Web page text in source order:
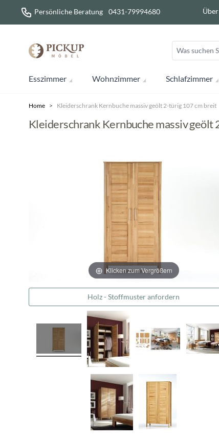
Direkt zum Inhalt
Persönliche Beratung 0431-79994680
Esszimmer Wohnzimmer Schlafzimmer
Home > Kleiderschrank Kernbuche massiv geölt 2-türig 107 cm breit
Kleiderschrank Kernbuche massiv
Klicken zum Vergrößern
Holz - Stoffmuster anfordern